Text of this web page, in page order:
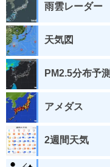
雨雲レーダー
天気図
PM2.5分布予測
アメダス
2週間天気